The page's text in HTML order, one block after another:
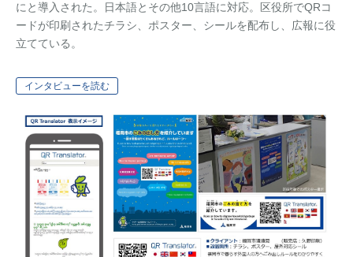
にと導入された。日本語とその他10言語に対応。区役所でQRコ
ードが印刷されたチラシ、ポスター、シールを配布し、広報に役
立てている。
インタビューを読む